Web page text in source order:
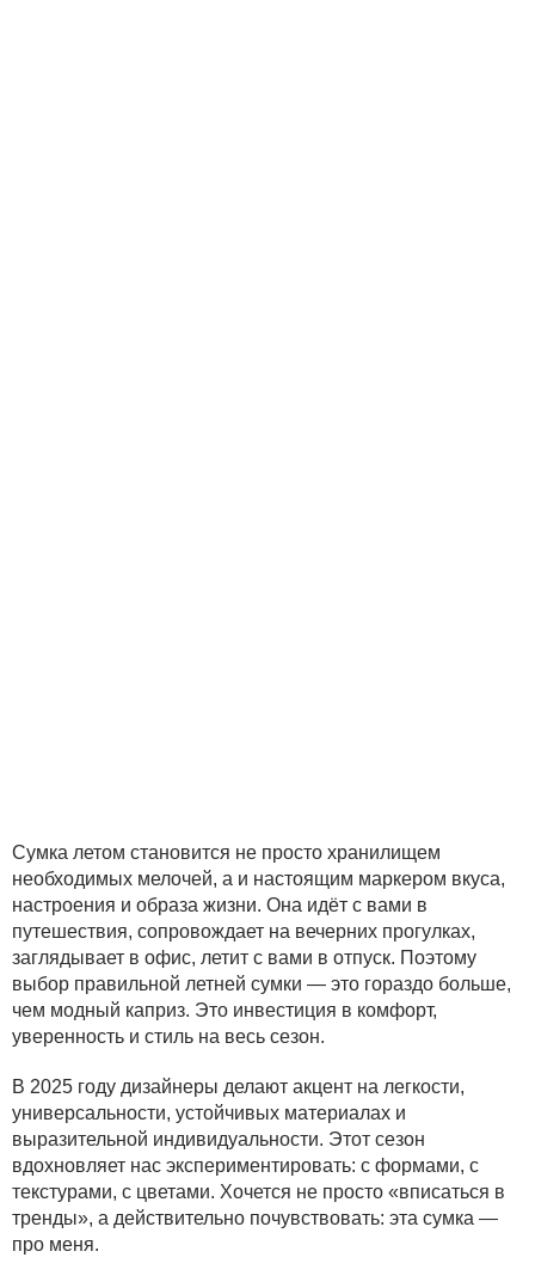
Сумка летом становится не просто хранилищем
необходимых мелочей, а и настоящим маркером вкуса,
настроения и образа жизни. Она идёт с вами в
путешествия, сопровождает на вечерних прогулках,
заглядывает в офис, летит с вами в отпуск. Поэтому
выбор правильной летней сумки — это гораздо больше,
чем модный каприз. Это инвестиция в комфорт,
уверенность и стиль на весь сезон.
В 2025 году дизайнеры делают акцент на легкости,
универсальности, устойчивых материалах и
выразительной индивидуальности. Этот сезон
вдохновляет нас экспериментировать: с формами, с
текстурами, с цветами. Хочется не просто «вписаться в
тренды», а действительно почувствовать: эта сумка —
про меня.